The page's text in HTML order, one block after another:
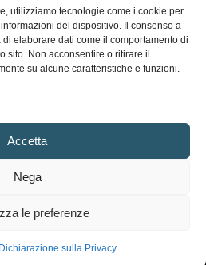
utilizziamo tecnologie come i cookie per
del dispositivo. Il consenso a
elaborare dati come il comportamento di
sito. Non acconsentire o ritirare il
su alcune caratteristiche e funzioni.
Accetta
Nega
le preferenze
sulla Privacy
- 2024 vietata la riproduzione.
di Vendita
di Discussione
Cookie Policy (UE)